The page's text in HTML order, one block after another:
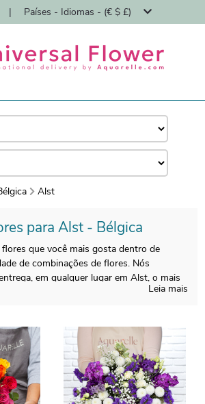
| Países - Idiomas - (€ $ £)
Alst
para Alst - Bélgica
que você mais gosta dentro de
de combinações de flores. Nós
em qualquer lugar em Alst, o mais
sejam frescas e sazonais. Pode ter a
de flores que encomendou é
que lhe entregamos. Para ter certeza de
tiramos uma foto dele e enviamos para
Leia mais